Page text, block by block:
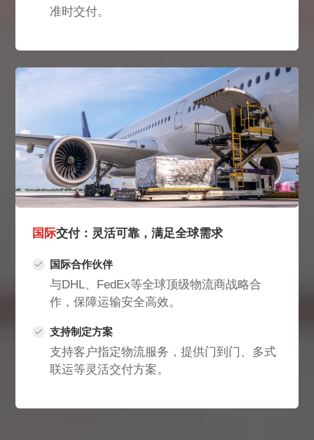
准时交付。
国际交付：灵活可靠，满足全球需求
国际合作伙伴
与DHL、FedEx等全球顶级物流商战略合
作，保障运输安全高效。
支持制定方案
支持客户指定物流服务，提供门到门、多式
联运等灵活交付方案。